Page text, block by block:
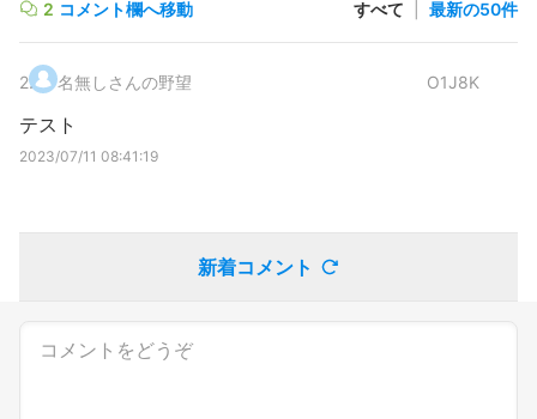
2 コメント欄へ移動 すべて 最新の50件
2. 名無しさんの野望 O1J8K
テスト
2023/07/11 08:41:19
新着コメント